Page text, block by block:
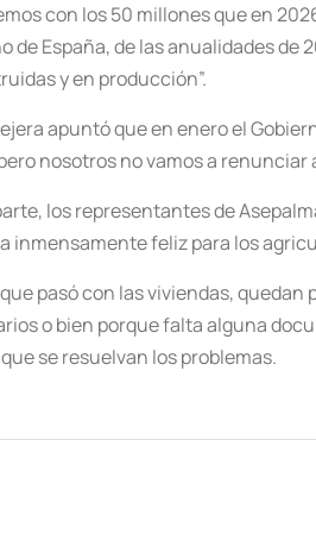
con los 50 millones que en
de España, de las anualidades de
y en producción”.
apuntó que en enero el
nosotros no vamos a renunciar
los representantes de
inmensamente feliz para los
pasó con las viviendas,
o bien porque falta alguna
se resuelvan los problemas.